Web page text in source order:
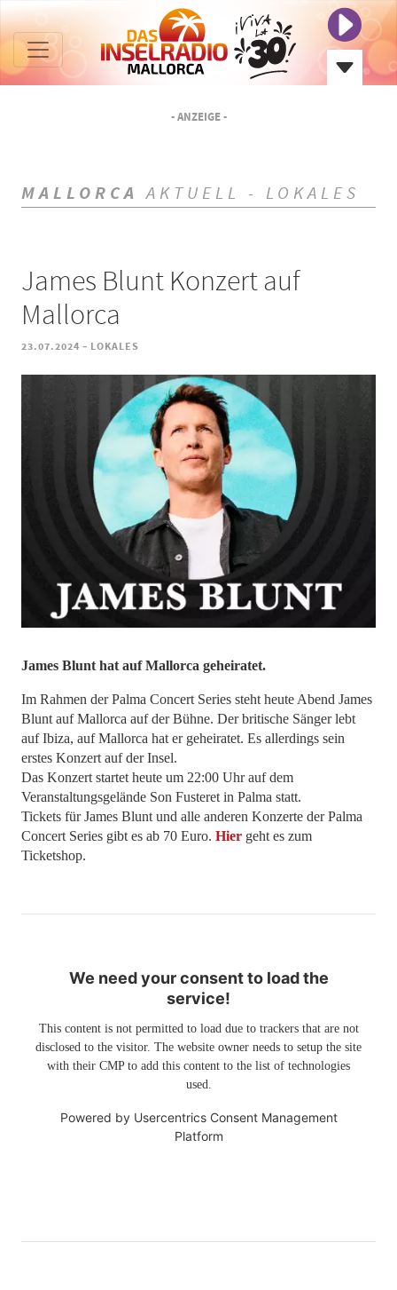
- ANZEIGE -
MALLORCA AKTUELL - LOKALES
James Blunt Konzert auf
Mallorca
23.07.2024 - LOKALES
James Blunt hat auf Mallorca geheiratet.
Im Rahmen der Palma Concert Series steht heute Abend James
Blunt auf Mallorca auf der Bühne. Der britische Sänger lebt
auf Ibiza, auf Mallorca hat er geheiratet. Es allerdings sein
erstes Konzert auf der Insel.
Das Konzert startet heute um 22:00 Uhr auf dem
Veranstaltungsgelände Son Fusteret in Palma statt.
Tickets für James Blunt und alle anderen Konzerte der Palma
Concert Series gibt es ab 70 Euro. Hier geht es zum
Ticketshop.
We need your consent to load the
service!
This content is not permitted to load due to trackers that are not
disclosed to the visitor. The website owner needs to setup the site
with their CMP to add this content to the list of technologies
used.
Powered by Usercentrics Consent Management
Platform